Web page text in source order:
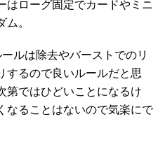
はローグ固定でカードやミニ
。
ルは除去やバーストでのリ
するので良いルールだと思
第ではひどいことになるけ
なることはないので気楽にで